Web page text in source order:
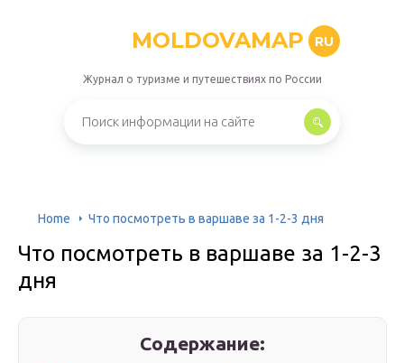
MOLDOVAMAP RU
Журнал о туризме и путешествиях по России
Home Что посмотреть в варшаве за 1-2-3 дня
Что посмотреть в варшаве за 1-2-3
дня
Содержание: